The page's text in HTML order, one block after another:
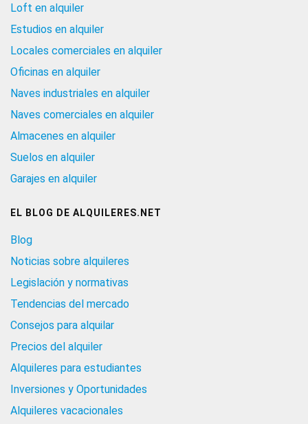
Loft en alquiler
Estudios en alquiler
Locales comerciales en alquiler
Oficinas en alquiler
Naves industriales en alquiler
Naves comerciales en alquiler
Almacenes en alquiler
Suelos en alquiler
Garajes en alquiler
EL BLOG DE ALQUILERES.NET
Blog
Noticias sobre alquileres
Legislación y normativas
Tendencias del mercado
Consejos para alquilar
Precios del alquiler
Alquileres para estudiantes
Inversiones y Oportunidades
Alquileres vacacionales